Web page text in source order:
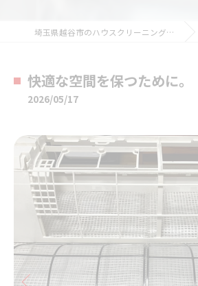
埼玉県越谷市のハウスクリーニングならおそうじ革命越谷大袋店
快適な空間を保つために。
2026/05/17